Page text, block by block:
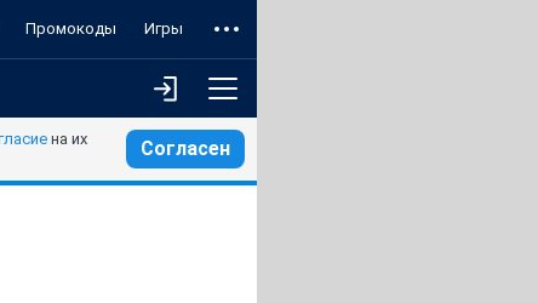
Промокоды Игры
на их
Согласен